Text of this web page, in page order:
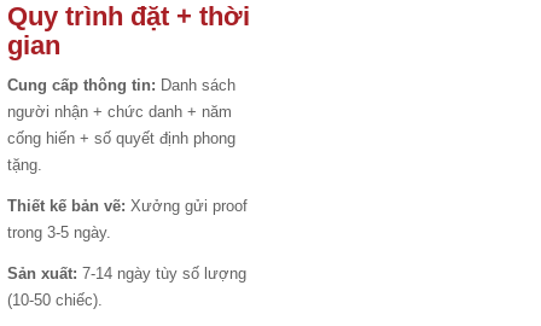
Quy trình đặt + thời
gian
Cung cấp thông tin: Danh sách
người nhận + chức danh + năm
cống hiến + số quyết định phong
tặng.
Thiết kế bản vẽ: Xưởng gửi proof
trong 3-5 ngày.
Sản xuất: 7-14 ngày tùy số lượng
(10-50 chiếc).